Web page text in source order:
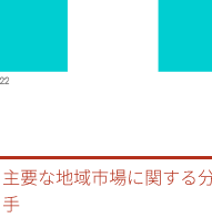
。再利用にはCC BY 4.0の